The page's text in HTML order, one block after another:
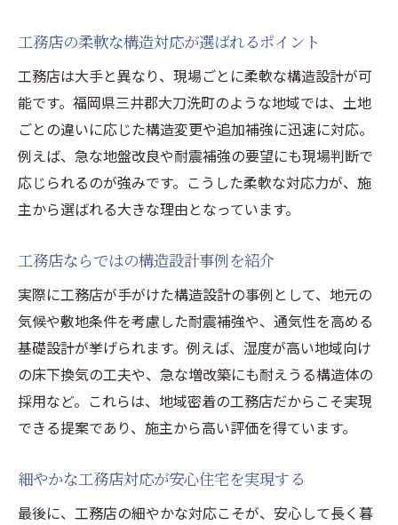
工務店の柔軟な構造対応が選ばれるポイント
工務店は大手と異なり、現場ごとに柔軟な構造設計が可
能です。福岡県三井郡大刀洗町のような地域では、土地
ごとの違いに応じた構造変更や追加補強に迅速に対応。
例えば、急な地盤改良や耐震補強の要望にも現場判断で
応じられるのが強みです。こうした柔軟な対応力が、施
主から選ばれる大きな理由となっています。
工務店ならではの構造設計事例を紹介
実際に工務店が手がけた構造設計の事例として、地元の
気候や敷地条件を考慮した耐震補強や、通気性を高める
基礎設計が挙げられます。例えば、湿度が高い地域向け
の床下換気の工夫や、急な増改築にも耐えうる構造体の
採用など。これらは、地域密着の工務店だからこそ実現
できる提案であり、施主から高い評価を得ています。
細やかな工務店対応が安心住宅を実現する
最後に、工務店の細やかな対応こそが、安心して長く暮